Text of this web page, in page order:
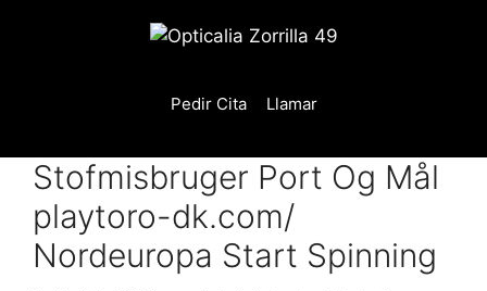
Pedir Cita Llamar
Stofmisbruger Port Og Mål
playtoro-dk.com/
Nordeuropa Start Spinning